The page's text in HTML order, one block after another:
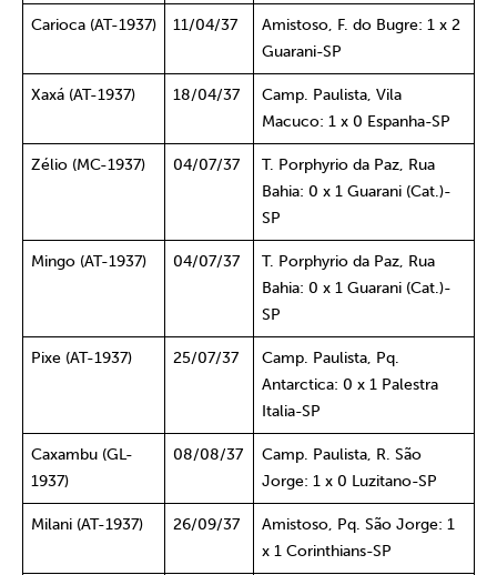
Carioca (AT-1937) 11/04/37
Amistoso, F. do Bugre: 1 x 2
Guarani-SP
Xaxá (AT-1937) 18/04/37
Camp. Paulista, Vila
Macuco: 1 x 0 Espanha-SP
Zélio (MC-1937) 04/07/37
T. Porphyrio da Paz, Rua
Bahia: 0 x 1 Guarani (Cat.)-
SP
Mingo (AT-1937) 04/07/37
T. Porphyrio da Paz, Rua
Bahia: 0 x 1 Guarani (Cat.)-
SP
Pixe (AT-1937) 25/07/37
Camp. Paulista, Pq.
Antarctica: 0 x 1 Palestra
Italia-SP
Caxambu (GL-
1937)
08/08/37
Camp. Paulista, R. São
Jorge: 1 x 0 Luzitano-SP
Milani (AT-1937) 26/09/37
Amistoso, Pq. São Jorge: 1
x 1 Corinthians-SP